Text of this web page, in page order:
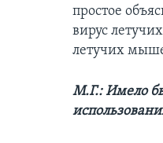
простое
вирус
летучих
М.Г.: Имело бы